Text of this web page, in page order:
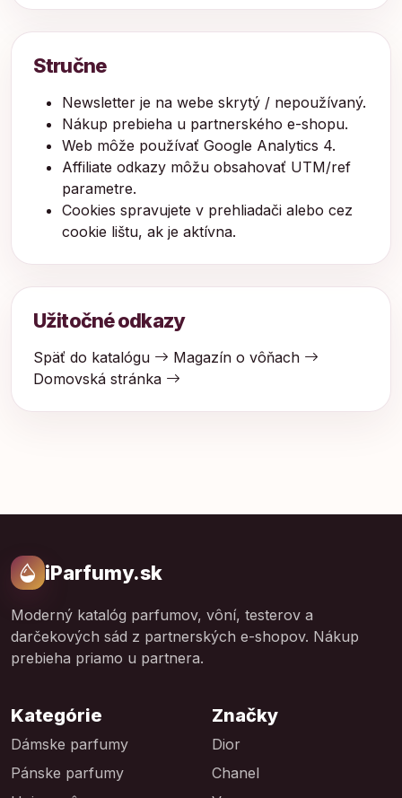
Stručne
Newsletter je na webe skrytý / nepoužívaný.
Nákup prebieha u partnerského e-shopu.
Web môže používať Google Analytics 4.
Affiliate odkazy môžu obsahovať UTM/ref
parametre.
Cookies spravujete v prehliadači alebo cez
cookie lištu, ak je aktívna.
Užitočné odkazy
Späť do katalógu
Magazín o vôňach
Domovská stránka
iParfumy.sk
Moderný katalóg parfumov, vôní, testerov a
darčekových sád z partnerských e-shopov. Nákup
prebieha priamo u partnera.
Kategórie
Dámske parfumy
Pánske parfumy
Značky
Dior
Chanel